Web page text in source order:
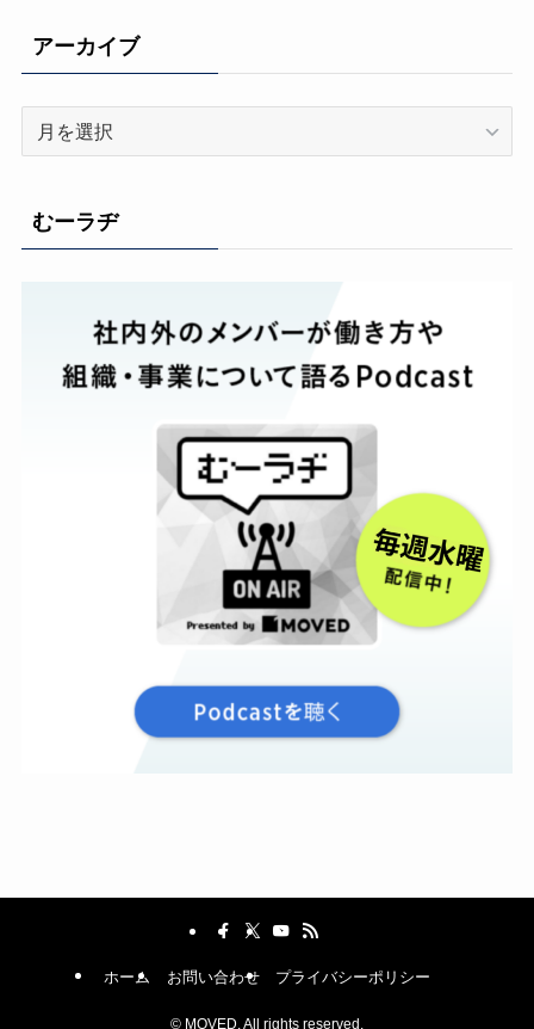
アーカイブ
イ
ブ
むーラヂ
ホーム お問い合わせ プライバシーポリシー
© MOVED. All rights reserved.